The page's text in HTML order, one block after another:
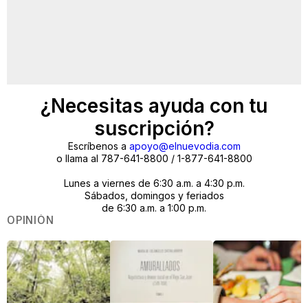
¿Necesitas ayuda con tu
suscripción?
Escríbenos a apoyo@elnuevodia.com
o llama al 787-641-8800 / 1-877-641-8800
Lunes a viernes de 6:30 a.m. a 4:30 p.m.
Sábados, domingos y feriados
de 6:30 a.m. a 1:00 p.m.
OPINIÓN